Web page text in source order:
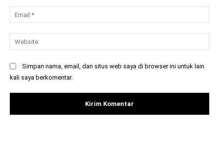
Simpan nama, email, dan situs web saya di browser ini untuk lain
kali saya berkomentar.